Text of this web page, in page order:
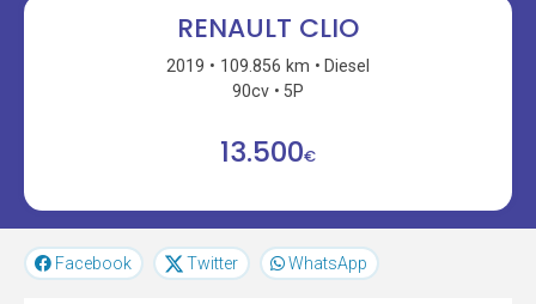
RENAULT CLIO
2019 109.856 km
Diesel
90cv
5P
13.500€
Facebook Twitter WhatsApp